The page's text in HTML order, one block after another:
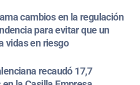
cambios en la regulación
para evitar que un
vidas en riesgo
recaudó 17,7